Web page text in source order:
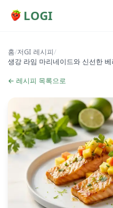
LOGI
홈/저GI 레시피/
생강 라임 마리네이드와 신선한
← 레시피 목록으로